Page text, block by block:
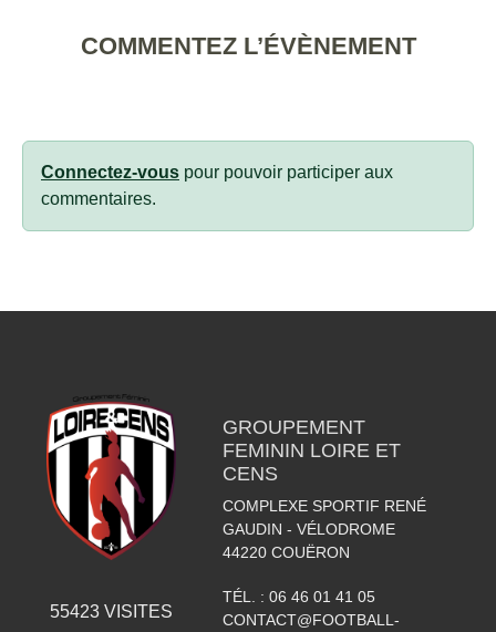
COMMENTEZ L’ÉVÈNEMENT
Connectez-vous pour pouvoir participer aux
commentaires.
55423VISITES
GROUPEMENT
FEMININ LOIRE ET
CENS
COMPLEXE SPORTIF RENÉ
GAUDIN - VÉLODROME
44220 COUËRON
TÉL. : 06 46 01 41 05
CONTACT@FOOTBALL-